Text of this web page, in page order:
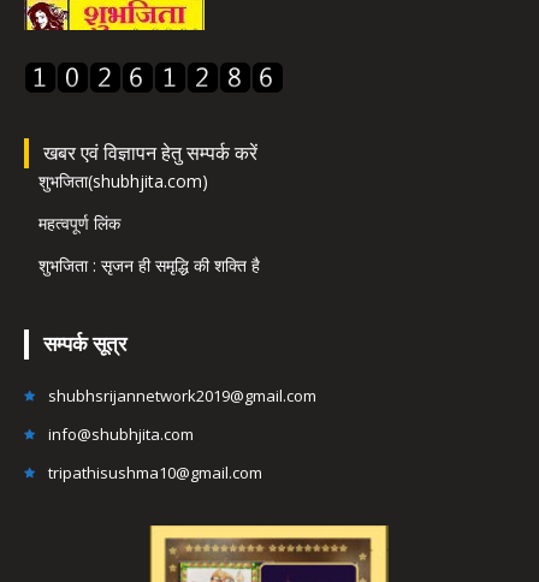
खबर एवं विज्ञापन हेतु सम्पर्क करें
शुभजिता(shubhjita.com)
महत्वपूर्ण लिंक
शुभजिता : सृजन ही समृद्धि की शक्ति है
सम्पर्क सूत्र
shubhsrijannetwork2019@gmail.com
info@shubhjita.com
tripathisushma10@gmail.com